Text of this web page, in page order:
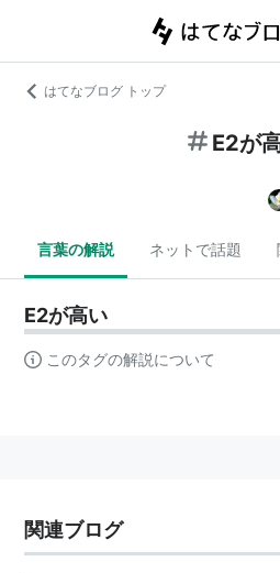
はてなブログ トップ
E2が
言葉の解説 ネットで話題
E2が高い
このタグの解説について
関連ブログ